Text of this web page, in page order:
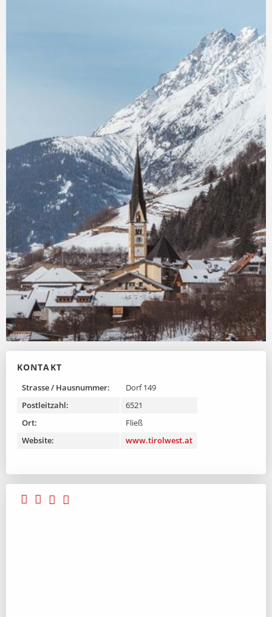
schönsten Gewand. Die Unterkirche dient den
Gläubigen als Gedenkstätte für den einstigen Fließer
Pfarrer Alois Simon Maass, der hier als vorbildlicher
Seelsorger und Beichtvater, aber auch als Arzt und
Exorzist weit über die Gemeinde hinaus bekannt war.
Gedenktafeln an der Wand erinnern neben Maass auch
an zwei aus der Pfarre gebürtige Geistliche: Otto
Neururer, der Pfarrer von Götzens war und für seinen
Glauben im Konzentrationslager zu Tode gefoltert
wurde, sowie Franz Flür, der als Priester und Missionar
in Nord-Borneo durch Japanische Soldaten ums Leben
kam. Die Pfarrkirche ist untertags immer geöffnet. Im
Zuge von Museumsführungen wird auch die Unterkirche
besichtigt.
KONTAKT
Strasse / Hausnummer:
Dorf 149
Postleitzahl:
6521
Ort:
Fließ
Website:
www.tirolwest.at